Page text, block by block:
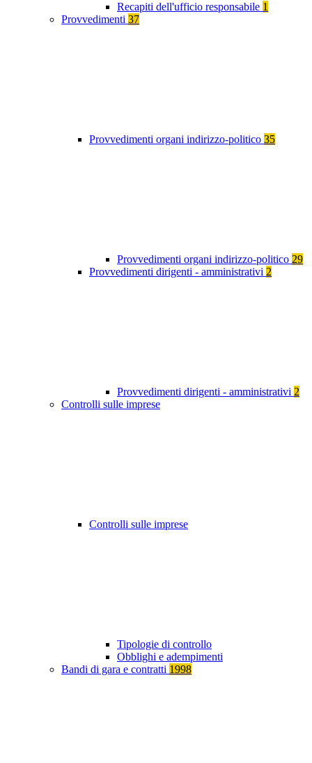
Recapiti dell'ufficio responsabile 1
Provvedimenti 37
Provvedimenti organi indirizzo-politico 35
Provvedimenti organi indirizzo-politico 29
Provvedimenti dirigenti - amministrativi 2
Provvedimenti dirigenti - amministrativi 2
Controlli sulle imprese
Controlli sulle imprese
Tipologie di controllo
Obblighi e adempimenti
Bandi di gara e contratti 1998